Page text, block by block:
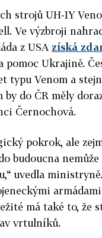
strojů UH-1Y
Ve výzbroji
z USA získá
Ukrajině.
typu Venom a
do ČR měly
Černochová.
pokrok, ale
budoucna
uvedla
má také to, že
vrtulníků.